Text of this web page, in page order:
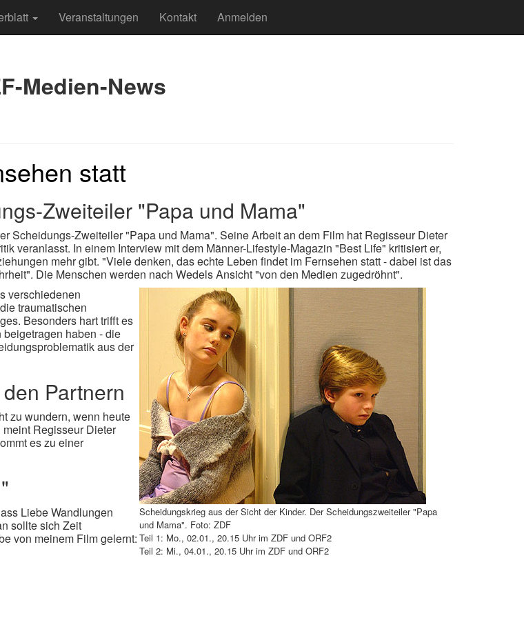
Veranstaltungen Kontakt Anmelden
Medien-News
statt
Zweiteiler "Papa und Mama"
Scheidungs-Zweiteiler "Papa und Mama". Seine Arbeit an dem Film hat Regisseur Dieter
veranlasst. In einem Interview mit dem Männer-Lifestyle-Magazin "Best Life" kritisiert er,
mehr gibt. "Viele denken, das echte Leben findet im Fernsehen statt - dabei ist das
Die Menschen werden nach Wedels Ansicht "von den Medien zugedröhnt".
Scheidungskrieg aus der Sicht der Kinder. Der Scheidungszweiteiler "Papa
und Mama". Foto: ZDF
Teil 1: Mo., 02.01., 20.15 Uhr im ZDF und ORF2
Teil 2: Mi., 04.01., 20.15 Uhr im ZDF und ORF2
verschiedenen
traumatischen
Besonders hart trifft es
haben - die
aus der
Partnern
zu wundern, wenn heute
Regisseur Dieter
es zu einer
Liebe Wandlungen
sollte sich Zeit
von meinem Film gelernt: